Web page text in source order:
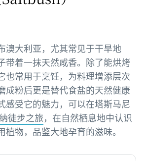
澳大利亚，尤其常见于干旱地
带着一抹天然咸香。除了能烘烤
也常用于烹饪，为料理增添层次
成粉后更是替代食盐的天然健康
感受它的魅力，可以在塔斯马尼
徒步之旅，在自然栖息地中认识
植物，品鉴大地孕育的滋味。